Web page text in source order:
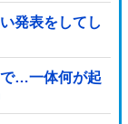
発表をしてし
で…一体何が起